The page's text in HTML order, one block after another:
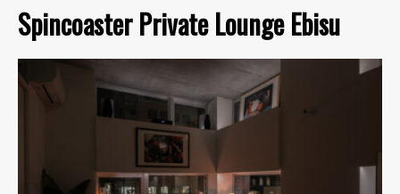
Spincoaster Private Lounge Ebisu